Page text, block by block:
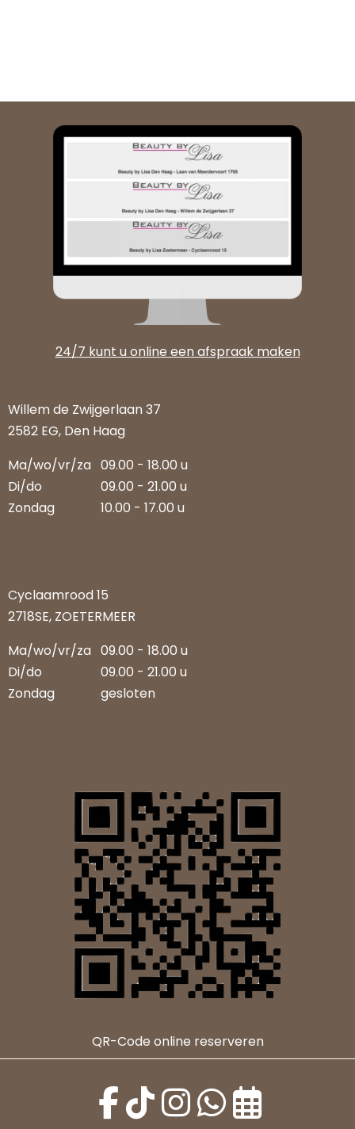
24/7 kunt u online een afspraak maken
Willem de Zwijgerlaan 37
2582 EG, Den Haag
Ma/wo/vr/za 09.00 - 18.00 u
Di/do
09.00 - 21.00 u
Zondag
10.00 - 17.00 u
Cyclaamrood 15
2718SE, ZOETERMEER
Ma/wo/vr/za 09.00 - 18.00 u
Di/do
09.00 - 21.00 u
Zondag
gesloten
QR-Code online reserveren